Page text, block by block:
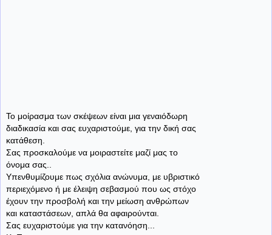
Το μοίρασμα των σκέψεων είναι μια γεναιόδωρη
διαδικασία και σας ευχαριστούμε, για την δική σας
κατάθεση.
Σας προσκαλούμε να μοιραστείτε μαζί μας το
όνομα σας..
Υπενθυμίζουμε πως σχόλια ανώνυμα, με υβριστικό
περιεχόμενο ή με έλειψη σεβασμού που ως στόχο
έχουν την προσβολή και την μείωση ανθρώπων
και καταστάσεων, απλά θα αφαιρούνται.
Σας ευχαριστούμε για την κατανόηση...